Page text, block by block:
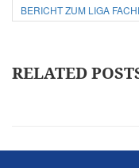
BERICHT ZUM LIGA
RELATED